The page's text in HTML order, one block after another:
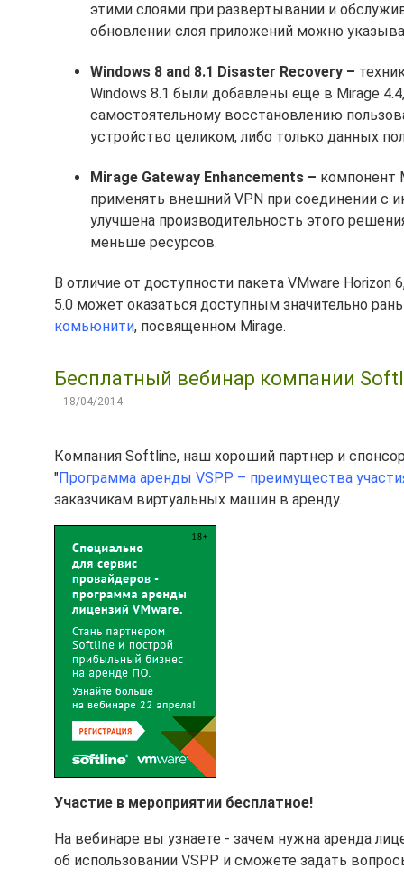
этими слоями при развертывании и
обновлении слоя приложений можно
Windows 8 and 8.1 Disaster Recovery –
Windows 8.1 были добавлены еще в Mirage
самостоятельному восстановлению
устройство целиком, либо только данных
Mirage Gateway Enhancements – компонент
применять внешний VPN при соединении с
улучшена производительность этого
меньше ресурсов.
В отличие от доступности пакета VMware
5.0 может оказаться доступным значительно
комьюнити, посвященном Mirage.
Бесплатный вебинар компании
18/04/2014
Компания Softline, наш хороший партнер и
"Программа аренды VSPP – преимущества
заказчикам виртуальных машин в аренду.
Участие в мероприятии бесплатное!
На вебинаре вы узнаете - зачем нужна аренда
об использовании VSPP и сможете задать